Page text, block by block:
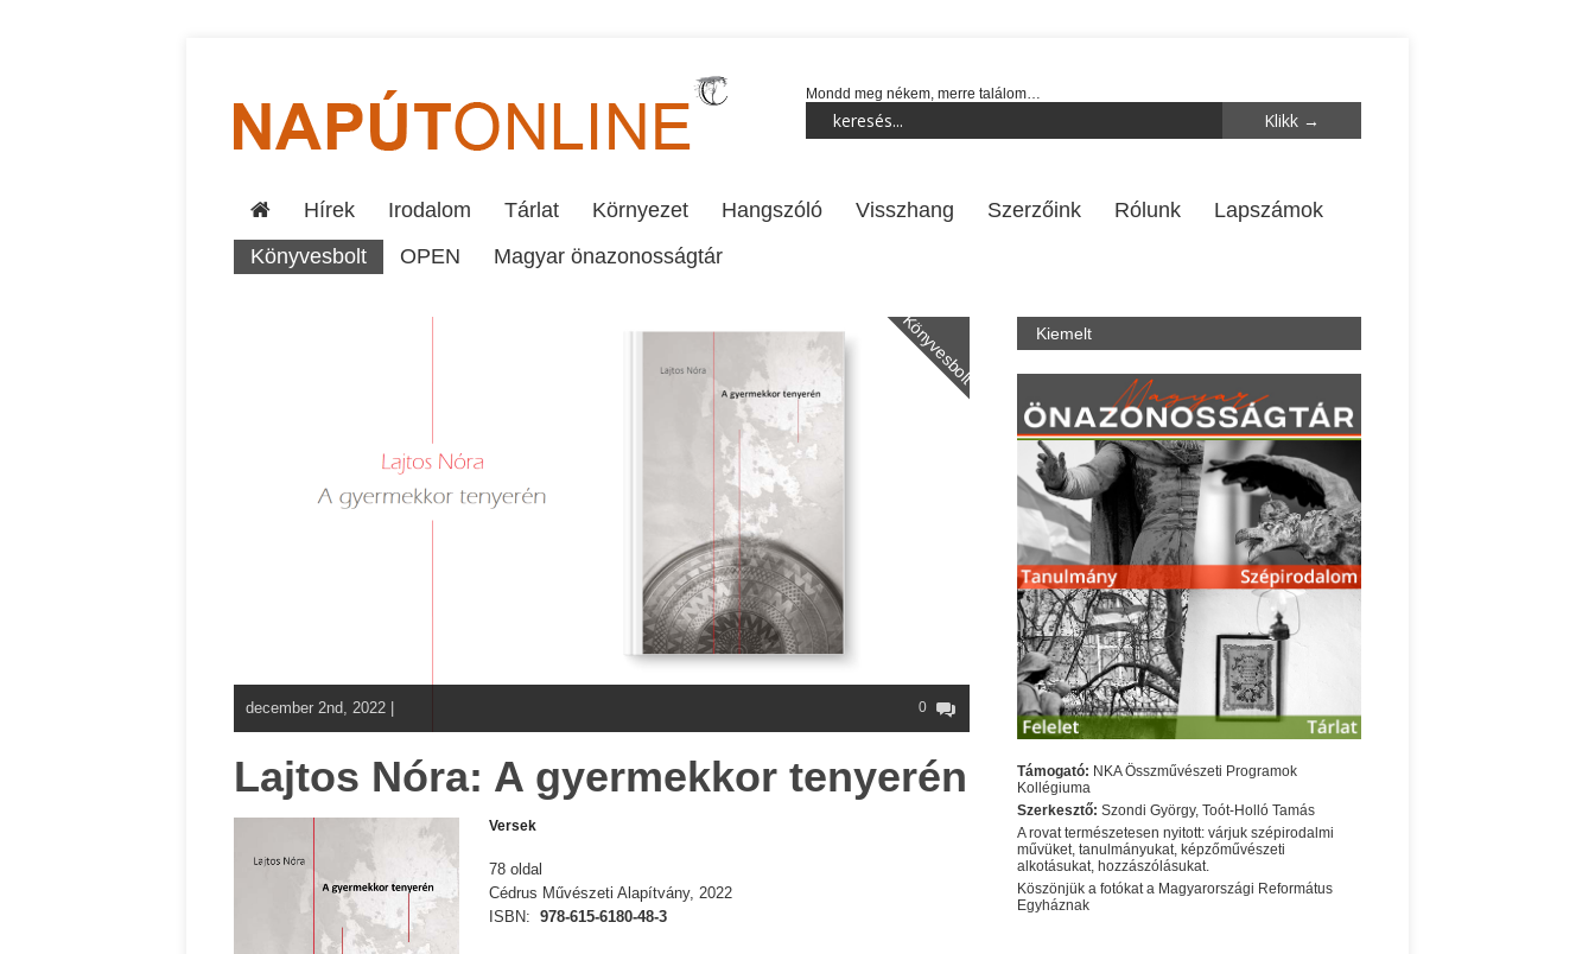
Mondd meg nékem, merre találom…
Hírek Irodalom Tárlat Környezet Hangszóló Visszhang Szerzőink Rólunk
Lapszámok
Könyvesbolt
OPEN Magyar önazonosságtár
Könyvesbolt
december 2nd, 2022 | 0
Lajtos Nóra: A gyermekkor tenyerén
Versek
78 oldal
Cédrus Művészeti Alapítvány, 2022
ISBN:978-615-6180-48-3
Kiemelt
Támogató: NKA Összművészeti Programok
Kollégiuma
Szerkesztő: Szondi György, Toót-Holló Tamás
A rovat természetesen nyitott: várjuk szépirodalmi
művüket, tanulmányukat, képzőművészeti
alkotásukat, hozzászólásukat.
Köszönjük a fotókat a Magyarországi Református
Egyháznak